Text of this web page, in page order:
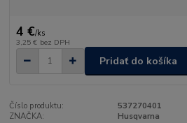
4 €/ks
3,25 € bez DPH
Pridať do košíka
Číslo produktu:
537270401
ZNAČKA:
Husqvarna